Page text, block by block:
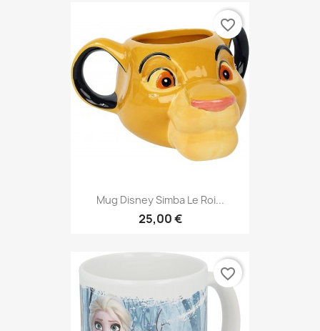
Mug Disney Simba Le Roi...
25,00 €
favorite_border
favorite_border